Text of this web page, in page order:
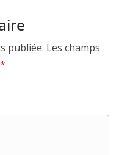
publiée. Les champs
*